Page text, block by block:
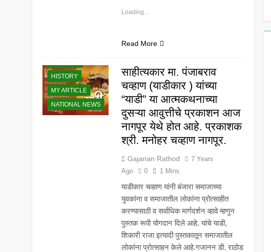
Loading...
Read More
HISTORY
MY ARTICLE
NATIONAL NEWS
साहीत्यकार मा. पंजाबराव
चव्हाण (याडीकार ) यांच्या
“याडी” या आत्मकथनाच्या
दुसऱ्या आवुत्तीचे प्रकाशन आज
नागपूर येथे होत आहे. प्रकाशक
श्री. मनोहर चव्हाण नागपूर.
Gajanan Rathod
7 Years
Ago
0 1 Mins
याडीकार चव्हाण यांनी बंजारा समाजाच्या
युवकांना व समाजातील लोकांना प्रोत्साहीत
करण्यासाठी व सर्वाधिक मार्गदर्शन व्हावे म्हणुन
पुस्तक रूपी योगदान दिले आहे. यांचे याडी,
शिकारी राजा इत्यादी पुस्तकातून समाजातील
लोकांना प्रोत्साहन केले आहे.गजानन डी. राठोड